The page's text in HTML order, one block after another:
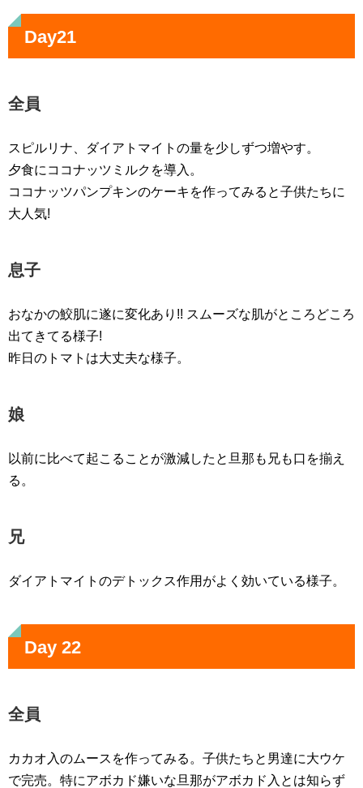
Day21
全員
スピルリナ、ダイアトマイトの量を少しずつ増やす。
夕食にココナッツミルクを導入。
ココナッツパンプキンのケーキを作ってみると子供たちに
大人気!
息子
おなかの鮫肌に遂に変化あり!! スムーズな肌がところどころ
出てきてる様子!
昨日のトマトは大丈夫な様子。
娘
以前に比べて起こることが激減したと旦那も兄も口を揃え
る。
兄
ダイアトマイトのデトックス作用がよく効いている様子。
Day 22
全員
カカオ入のムースを作ってみる。子供たちと男達に大ウケ
で完売。特にアボカド嫌いな旦那がアボカド入とは知らず